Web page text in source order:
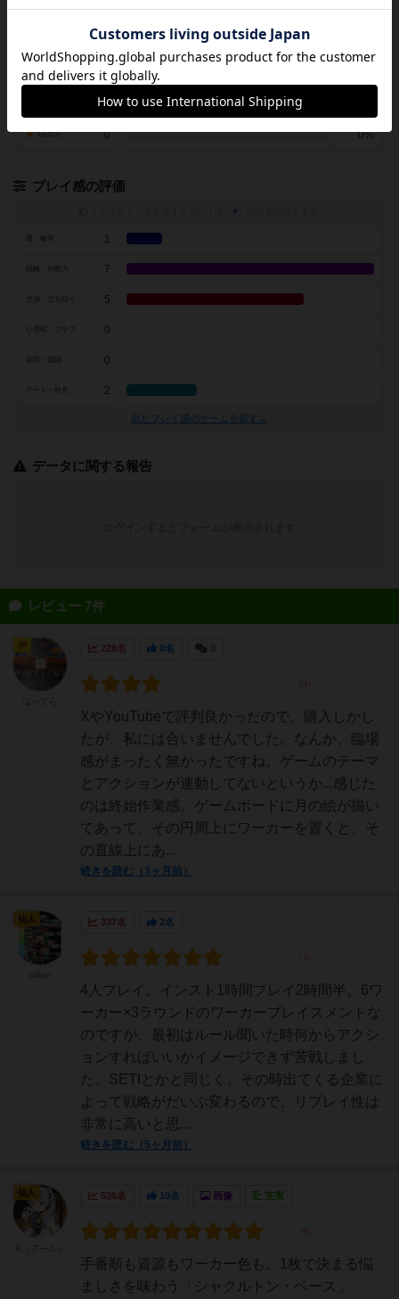
5点の人 1 2%
1
3点の人 1
0
1点の人 0 0%
プレイ感の評価
※
1
7
交渉・立ち回り 5
0
0
アート・外見 2
似たプレイ感のゲームを探す→
データに関する報告
レビュー 7件
228名 0名
XやYouTubeで評判良かったので、購入しかし
たが、私には合いませんでした。なんか、臨場
感がまったく無かったですね。ゲームのテーマ
とアクションが連動してないというか...感じた
のは終始作業感。ゲームボードに月の絵が描い
てあって、その円周上にワーカーを置くと、そ
の直線上にあ...
続きを読む（3ヶ月前）
神
337名 2名
4人プレイ。インスト1時間プレイ2時間半。6ワ
ーカー×3ラウンドのワーカープレイスメントな
のですが、最初はルール聞いた時何からアクシ
ョンすればいいかイメージできず苦戦しまし
た。SETIとかと同じく、その時出てくる企業に
よって戦略がだいぶ変わるので、リプレイ性は
非常に高いと思...
続きを読む（5ヶ月前）
仙人
536名 10名 画像 充実
手番順も資源もワーカー色も、1枚で決まる悩
ましさを味わう「シャクルトン・ベース」
仙人